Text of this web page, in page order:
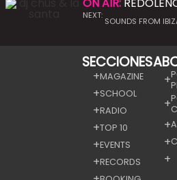
ON AIR:
NEXT:
SOUNDS FROM
SECCIONES
MAGAZINE
SCHOOL
RADIO
TOP 10
EVENTS
RECORDS